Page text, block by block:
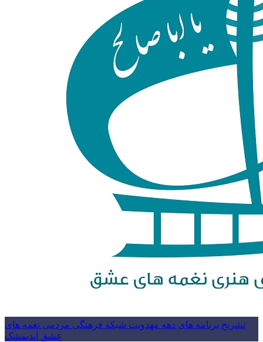
تشریح برنامه های دهه مهدویت شبکه فرهنگی مردمی نغمه های
عشق اندیمشک